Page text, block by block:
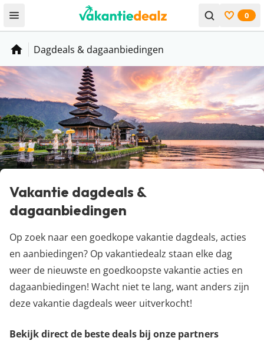
Open menu Bekijk
0
Home
Dagdeals & dagaanbiedingen
Vakantie dagdeals &
dagaanbiedingen
Op zoek naar een goedkope vakantie dagdeals, acties
en aanbiedingen? Op vakantiedealz staan elke dag
weer de nieuwste en goedkoopste vakantie acties en
dagaanbiedingen! Wacht niet te lang, want anders zijn
deze vakantie dagdeals weer uitverkocht!
Bekijk direct de beste deals bij onze partners